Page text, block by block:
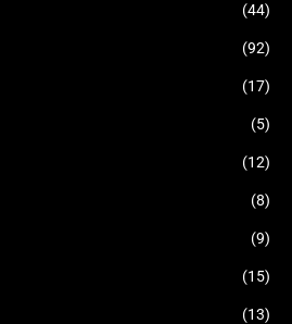
(44)
(92)
(17)
(5)
(12)
(8)
(9)
(15)
(13)